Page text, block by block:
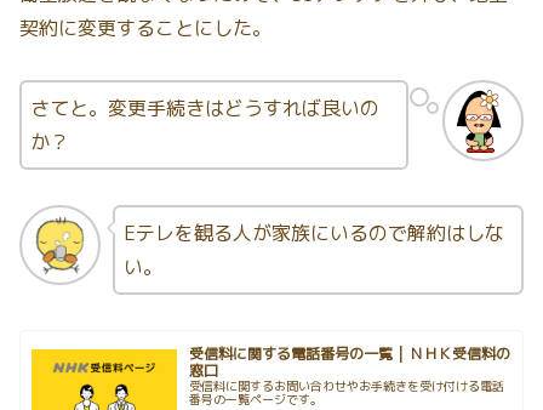
契約に変更することにした。
さてと。変更手続きはどうすれば良いの
か？
Eテレを観る人が家族にいるので解約はしな
い。
受信料に関する電話番号の一覧 | ＮＨＫ受信料の
窓口
受信料に関するお問い合わせやお手続きを受け付ける電話
番号の一覧ページです。